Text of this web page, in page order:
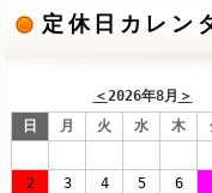
定休日カレン
＜2026年8月 ＞
日
月 火 水 木
2
3 4 5 6